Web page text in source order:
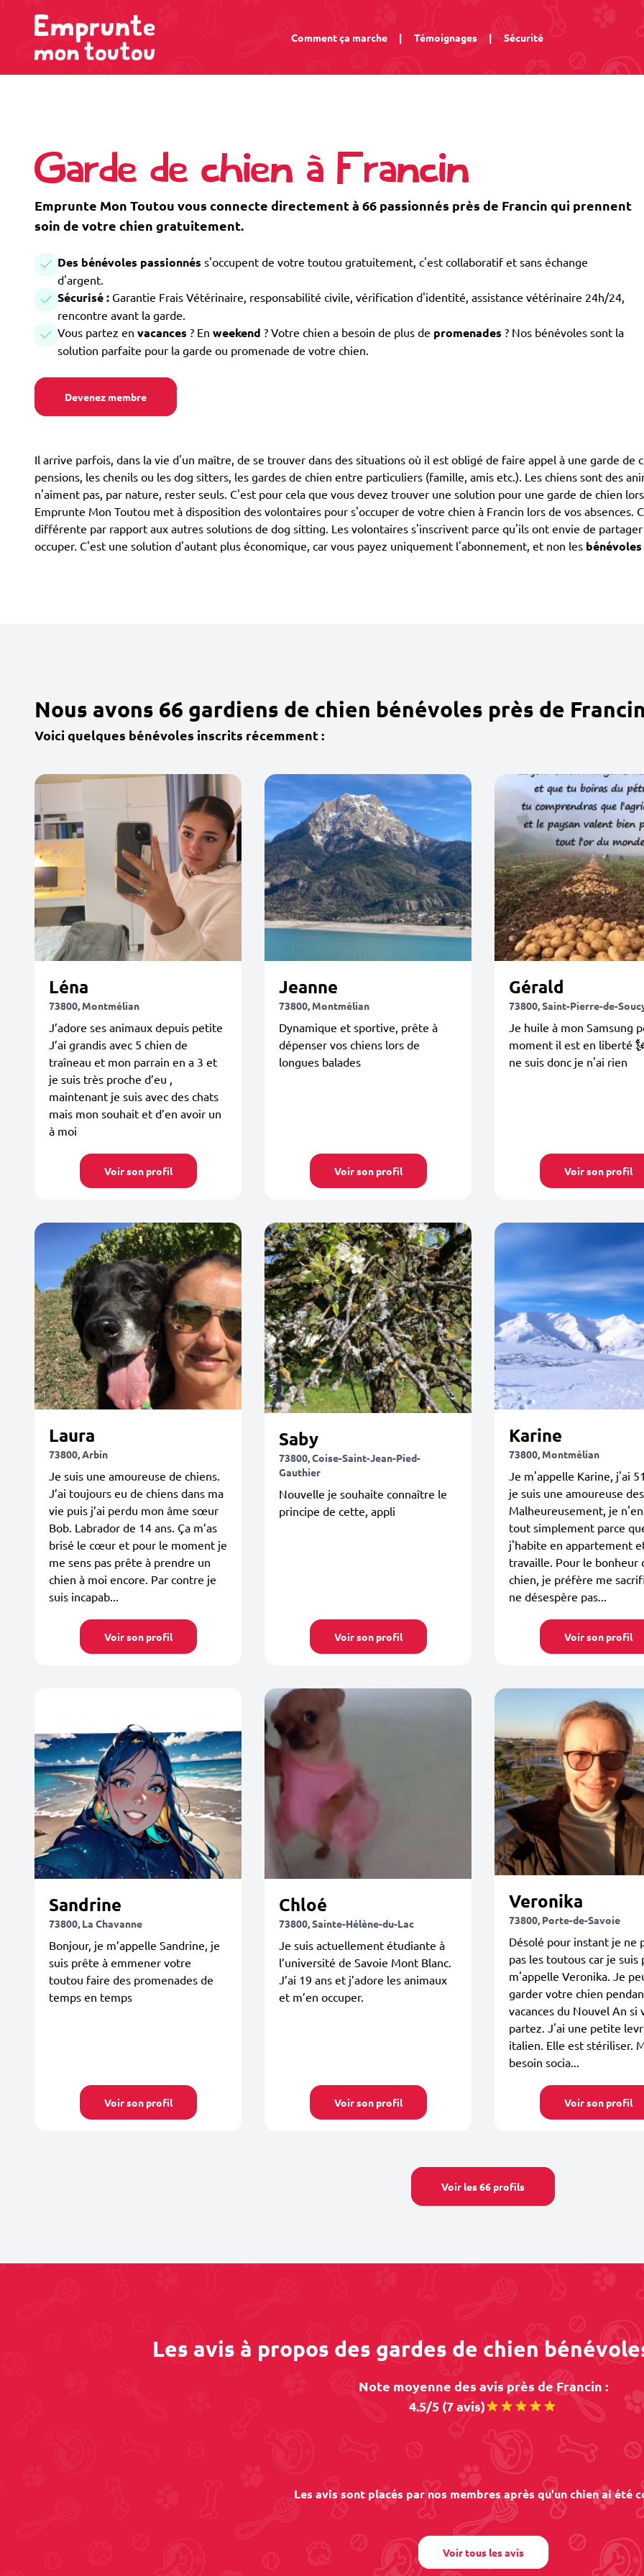
Comment ça marche | Témoignages | Sécurité
Garde de chien à Francin
Emprunte Mon Toutou vous connecte directement à 66 passionnés près de Francin qui prennent
soin de votre chien gratuitement.
Des bénévoles passionnés s'occupent de votre toutou gratuitement, c'est collaboratif et sans échange
d'argent.
Sécurisé : Garantie Frais Vétérinaire, responsabilité civile, vérification d'identité, assistance vétérinaire 24h/24,
rencontre avant la garde.
Vous partez en vacances ? En weekend ? Votre chien a besoin de plus de promenades ? Nos bénévoles sont la
solution parfaite pour la garde ou promenade de votre chien.
Devenez membre
Il arrive parfois, dans la vie d'un maître, de se trouver dans des situations où il est obligé de faire appel à une garde de
pensions, les chenils ou les dog sitters, les gardes de chien entre particuliers (famille, amis etc.). Les chiens sont des
n'aiment pas, par nature, rester seuls. C'est pour cela que vous devez trouver une solution pour une garde de chien
Emprunte Mon Toutou met à disposition des volontaires pour s'occuper de votre chien à Francin lors de vos
différente par rapport aux autres solutions de dog sitting. Les volontaires s'inscrivent parce qu'ils ont envie de
occuper. C'est une solution d'autant plus économique, car vous payez uniquement l'abonnement, et non les bénévoles
Nous avons 66 gardiens de chien bénévoles près de
Voici quelques bénévoles inscrits récemment :
Léna
73800, Montmélian
J’adore ses animaux depuis petite
J’ai grandis avec 5 chien de
traîneau et mon parrain en a 3 et
je suis très proche d’eu ,
maintenant je suis avec des chats
mais mon souhait et d’en avoir un
à moi
Voir son profil
Jeanne
73800, Montmélian
Dynamique et sportive, prête à
dépenser vos chiens lors de
longues balades
Voir son profil
Gérald
73800, Saint-Pierre-de-
Je huile à mon Samsung
moment il est en liberté
ne suis donc je n'ai rien
Voir son profil
Laura
73800, Arbin
Je suis une amoureuse de chiens.
J’ai toujours eu de chiens dans ma
vie puis j’ai perdu mon âme sœur
Bob. Labrador de 14 ans. Ça m’as
brisé le cœur et pour le moment je
me sens pas prête à prendre un
chien à moi encore. Par contre je
suis incapab...
Voir son profil
Saby
73800, Coise-Saint-Jean-Pied-
Gauthier
Nouvelle je souhaite connaître le
principe de cette, appli
Voir son profil
Karine
73800, Montmélian
Je m'appelle Karine, j'ai
je suis une amoureuse
Malheureusement, je n'en
tout simplement parce
j'habite en appartement
travaille. Pour le bonheur
chien, je préfère me
ne désespère pas...
Voir son profil
Sandrine
73800, La Chavanne
Bonjour, je m’appelle Sandrine, je
suis prête à emmener votre
toutou faire des promenades de
temps en temps
Voir son profil
Chloé
73800, Sainte-Hélène-du-Lac
Je suis actuellement étudiante à
l’université de Savoie Mont Blanc.
J’ai 19 ans et j’adore les animaux
et m’en occuper.
Voir son profil
Veronika
73800, Porte-de-Savoie
Désolé pour instant je ne
pas les toutous car je suis
m'appelle Veronika. Je
garder votre chien
vacances du Nouvel An si
partez. J'ai une petite
italien. Elle est stériliser.
besoin socia...
Voir son profil
Voir les 66 profils
Les avis à propos des gardes de chien
Note moyenne des avis près de Francin :
4.5/5 (7 avis)
Les avis sont placés par nos membres après qu'un chien ai été
Voir tous les avis